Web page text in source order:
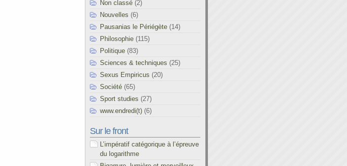
Non classé (2)
Nouvelles (6)
Pausanias le Périégète (14)
Philosophie (115)
Politique (83)
Sciences & techniques (25)
Sexus Empiricus (20)
Société (65)
Sport studies (27)
www.endredi(t) (6)
Sur le front
L’impératif catégorique à l’épreuve
du logarithme